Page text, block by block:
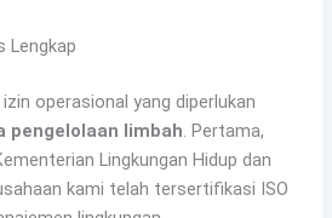
Lengkap
operasional yang diperlukan
pengelolaan limbah. Pertama,
Lingkungan Hidup dan
kami telah tersertifikasi ISO